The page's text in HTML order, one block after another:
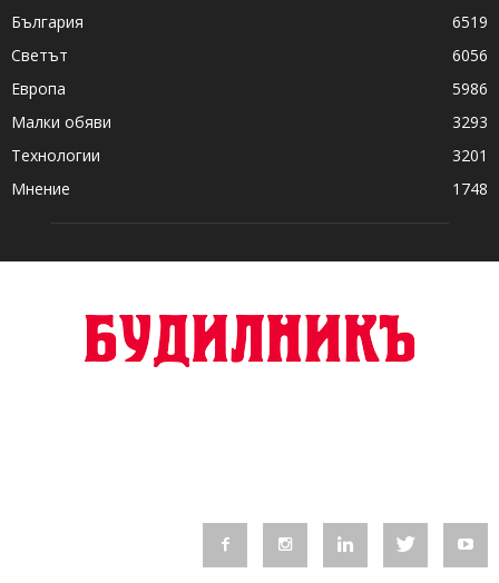
България
6519
Светът
6056
Европа
5986
Малки обяви
3293
Технологии
3201
Мнение
1748